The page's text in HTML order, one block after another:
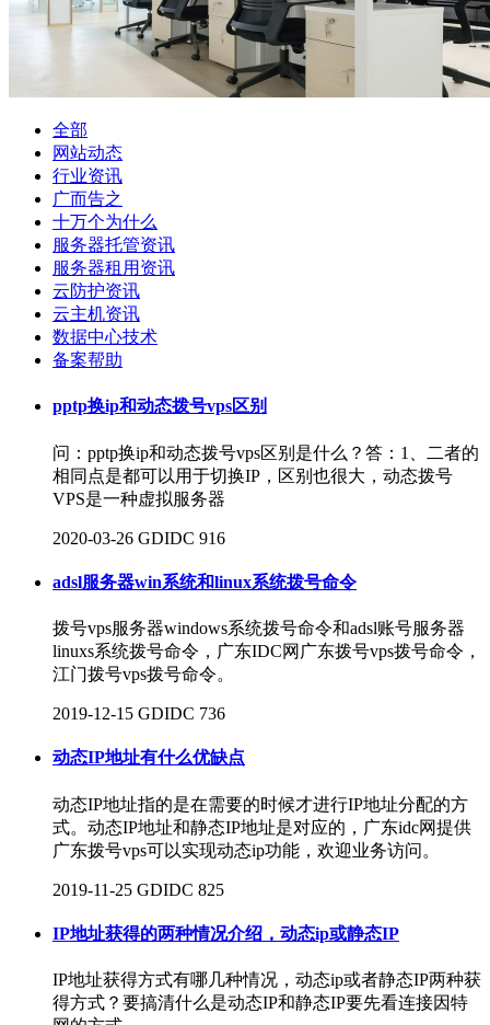
全部
网站动态
行业资讯
广而告之
十万个为什么
服务器托管资讯
服务器租用资讯
云防护资讯
云主机资讯
数据中心技术
备案帮助
pptp换ip和动态拨号vps区别
问：pptp换ip和动态拨号vps区别是什么？答：​1、二者的
相同点是都可以用于切换IP，区别也很大，动态拨号
VPS是一种虚拟服务器
2020-03-26 GDIDC 916
adsl服务器win系统和linux系统拨号命令
拨号vps服务器windows系统拨号命令和adsl账号服务器
linuxs系统拨号命令，广东IDC网广东拨号vps拨号命令，
江门拨号vps拨号命令。
2019-12-15 GDIDC 736
动态IP地址有什么优缺点
动态IP地址指的是在需要的时候才进行IP地址分配的方
式。动态IP地址和静态IP地址是对应的，广东idc网提供
广东拨号vps可以实现动态ip功能，欢迎业务访问。
2019-11-25 GDIDC 825
IP地址获得的两种情况介绍，动态ip或静态IP
IP地址获得方式有哪几种情况，动态ip或者静态IP两种获
得方式？要搞清什么是动态IP和静态IP要先看连接因特